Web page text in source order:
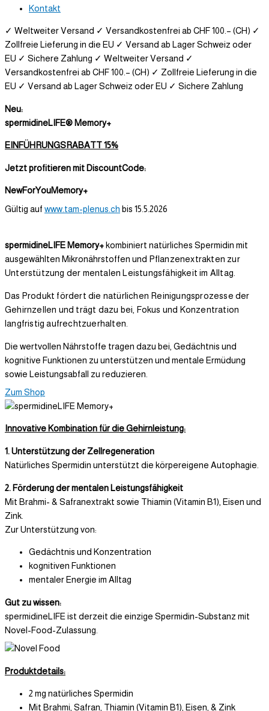
Kontakt
✓ Weltweiter Versand ✓ Versandkostenfrei ab CHF 100.– (CH) ✓
Zollfreie Lieferung in die EU ✓ Versand ab Lager Schweiz oder
EU ✓ Sichere Zahlung ✓ Weltweiter Versand ✓
Versandkostenfrei ab CHF 100.– (CH) ✓ Zollfreie Lieferung in die
EU ✓ Versand ab Lager Schweiz oder EU ✓ Sichere Zahlung
Neu:
spermidineLIFE® Memory+
EINFÜHRUNGSRABATT 15%
Jetzt profitieren mit DiscountCode:
NewForYouMemory+
Gültig auf www.tam-plenus.ch bis 15.5.2026
spermidineLIFE Memory+ kombiniert natürliches Spermidin mit
ausgewählten Mikronährstoffen und Pflanzenextrakten zur
Unterstützung der mentalen Leistungsfähigkeit im Alltag.
Das Produkt fördert die natürlichen Reinigungsprozesse der
Gehirnzellen und trägt dazu bei, Fokus und Konzentration
langfristig aufrechtzuerhalten.
Die wertvollen Nährstoffe tragen dazu bei, Gedächtnis und
kognitive Funktionen zu unterstützen und mentale Ermüdung
sowie Leistungsabfall zu reduzieren.
Zum Shop
Innovative Kombination für die Gehirnleistung:
1. Unterstützung der Zellregeneration
Natürliches Spermidin unterstützt die körpereigene Autophagie.
2. Förderung der mentalen Leistungsfähigkeit
Mit Brahmi- & Safranextrakt sowie Thiamin (Vitamin B1), Eisen und
Zink.
Zur Unterstützung von:
Gedächtnis und Konzentration
kognitiven Funktionen
mentaler Energie im Alltag
Gut zu wissen:
spermidineLIFE ist derzeit die einzige Spermidin-Substanz mit
Novel-Food-Zulassung.
Produktdetails:
2 mg natürliches Spermidin
Mit Brahmi, Safran, Thiamin (Vitamin B1), Eisen, & Zink